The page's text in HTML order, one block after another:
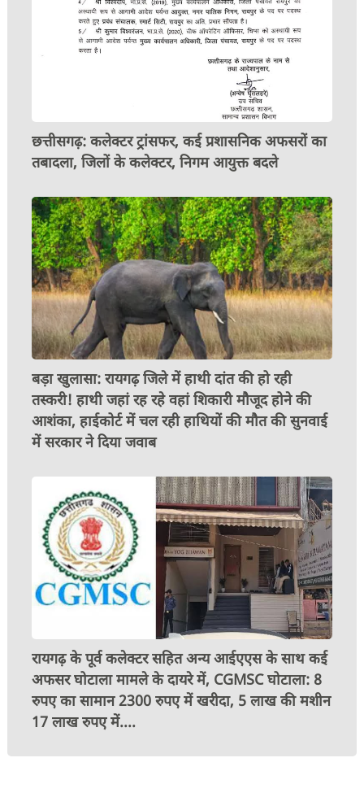
छत्तीसगढ़: कलेक्टर ट्रांसफर, कई प्रशासनिक अफसरों का
तबादला, जिलों के कलेक्टर, निगम आयुक्त बदले
बड़ा खुलासा: रायगढ़ जिले में हाथी दांत की हो रही
तस्करी! हाथी जहां रह रहे वहां शिकारी मौजूद होने की
आशंका, हाईकोर्ट में चल रही हाथियों की मौत की सुनवाई
में सरकार ने दिया जवाब
रायगढ़ के पूर्व कलेक्टर सहित अन्य आईएएस के साथ कई
अफसर घोटाला मामले के दायरे में, CGMSC घोटाला: 8
रुपए का सामान 2300 रुपए में खरीदा, 5 लाख की मशीन
17 लाख रुपए में....